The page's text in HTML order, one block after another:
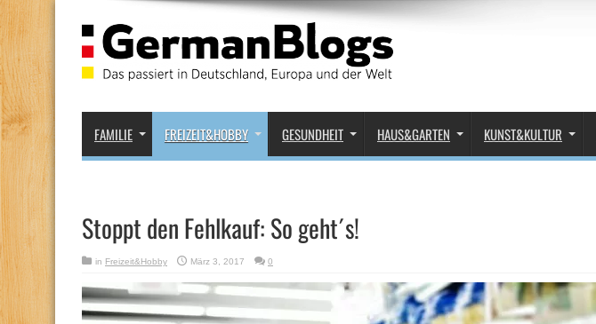
FAMILIE FREIZEIT&HOBBY GESUNDHEIT HAUS&GARTEN KUNST&KULTUR
Stoppt den Fehlkauf: So geht´s!
in Freizeit&Hobby März 3, 2017 0